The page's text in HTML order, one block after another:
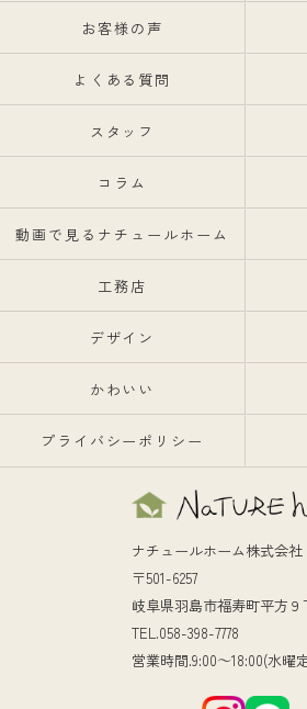
お客様の声
よくある質問
スタッフ
コラム
動画で見るナチュールホーム
工務店
デザイン
かわいい
プライバシーポリシー
ナチュールホーム株式会社
〒501-6257
岐阜県羽島市福寿町平方９
TEL.058-398-7778
営業時間.9:00～18:00(水曜